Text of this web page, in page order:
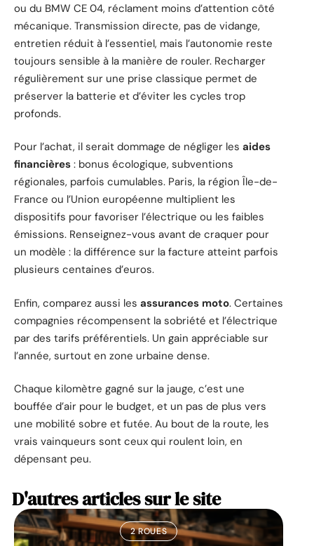
ou du BMW CE 04, réclament moins d’attention côté
mécanique. Transmission directe, pas de vidange,
entretien réduit à l’essentiel, mais l’autonomie reste
toujours sensible à la manière de rouler. Recharger
régulièrement sur une prise classique permet de
préserver la batterie et d’éviter les cycles trop
profonds.
Pour l’achat, il serait dommage de négliger les aides
financières : bonus écologique, subventions
régionales, parfois cumulables. Paris, la région Île-de-
France ou l’Union européenne multiplient les
dispositifs pour favoriser l’électrique ou les faibles
émissions. Renseignez-vous avant de craquer pour
un modèle : la différence sur la facture atteint parfois
plusieurs centaines d’euros.
Enfin, comparez aussi les assurances moto. Certaines
compagnies récompensent la sobriété et l’électrique
par des tarifs préférentiels. Un gain appréciable sur
l’année, surtout en zone urbaine dense.
Chaque kilomètre gagné sur la jauge, c’est une
bouffée d’air pour le budget, et un pas de plus vers
une mobilité sobre et futée. Au bout de la route, les
vrais vainqueurs sont ceux qui roulent loin, en
dépensant peu.
D'autres articles sur le site
2 ROUES